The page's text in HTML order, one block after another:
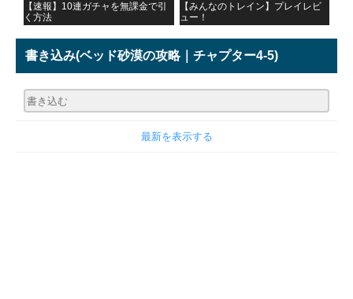
【速報】10連ガチャを無課金で引
く方法
【みんなのトレイン】プレイレビ
ュー！
書き込み(ベッド砂漠の攻略｜チャプター4-5)
最新を表示する